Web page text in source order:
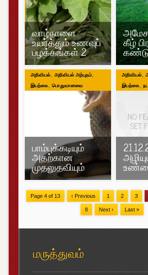
வாழ்நாளை
உயர்த்தும் உணவுப்
பழக்கங்கள் 2
கீழ்
அறிவியல், அறிவியல் அற்புதம்,
இயற்கை, பொதுவானவை
பாம்புக்கடியும்
அதற்கான
முதலுதவியும்
அறிவியல்,
இயற்கை,
Page 4 of 13 ‹ Previous 1 2 3
8 Next › Last »
மருத்துவம்